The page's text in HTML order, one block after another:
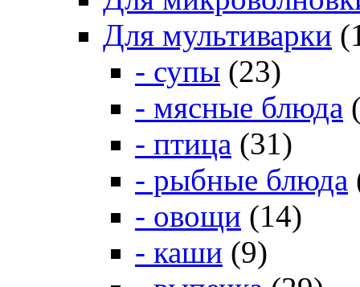
Для мультиварки
- супы (23)
- мясные блюда
- птица (31)
- рыбные блюда
- овощи (14)
- каши (9)